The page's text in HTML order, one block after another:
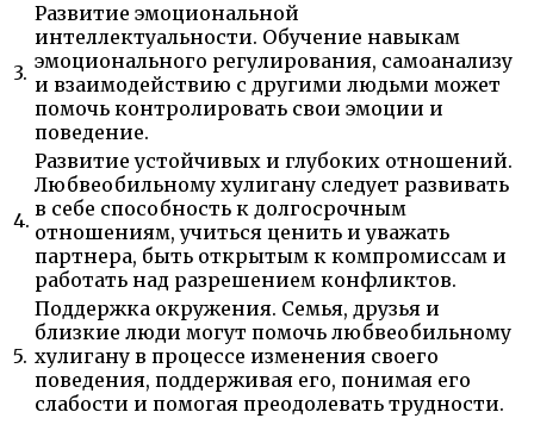
3.
Развитие эмоциональной
интеллектуальности. Обучение навыкам
эмоционального регулирования, самоанализу
и взаимодействию с другими людьми может
помочь контролировать свои эмоции и
поведение.
4.
Развитие устойчивых и глубоких отношений.
Любвеобильному хулигану следует развивать
в себе способность к долгосрочным
отношениям, учиться ценить и уважать
партнера, быть открытым к компромиссам и
работать над разрешением конфликтов.
5.
Поддержка окружения. Семья, друзья и
близкие люди могут помочь любвеобильному
хулигану в процессе изменения своего
поведения, поддерживая его, понимая его
слабости и помогая преодолевать трудности.